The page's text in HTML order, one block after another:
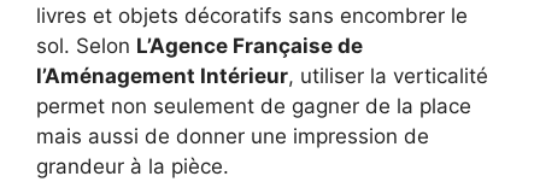
livres et objets décoratifs sans encombrer le
sol. Selon L’Agence Française de
l’Aménagement Intérieur, utiliser la verticalité
permet non seulement de gagner de la place
mais aussi de donner une impression de
grandeur à la pièce.